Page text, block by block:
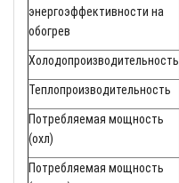
энергоэффективности на
обогрев
Холодопроизводительность
Теплопроизводительность
Потребляемая мощность
(охл)
Потребляемая мощность